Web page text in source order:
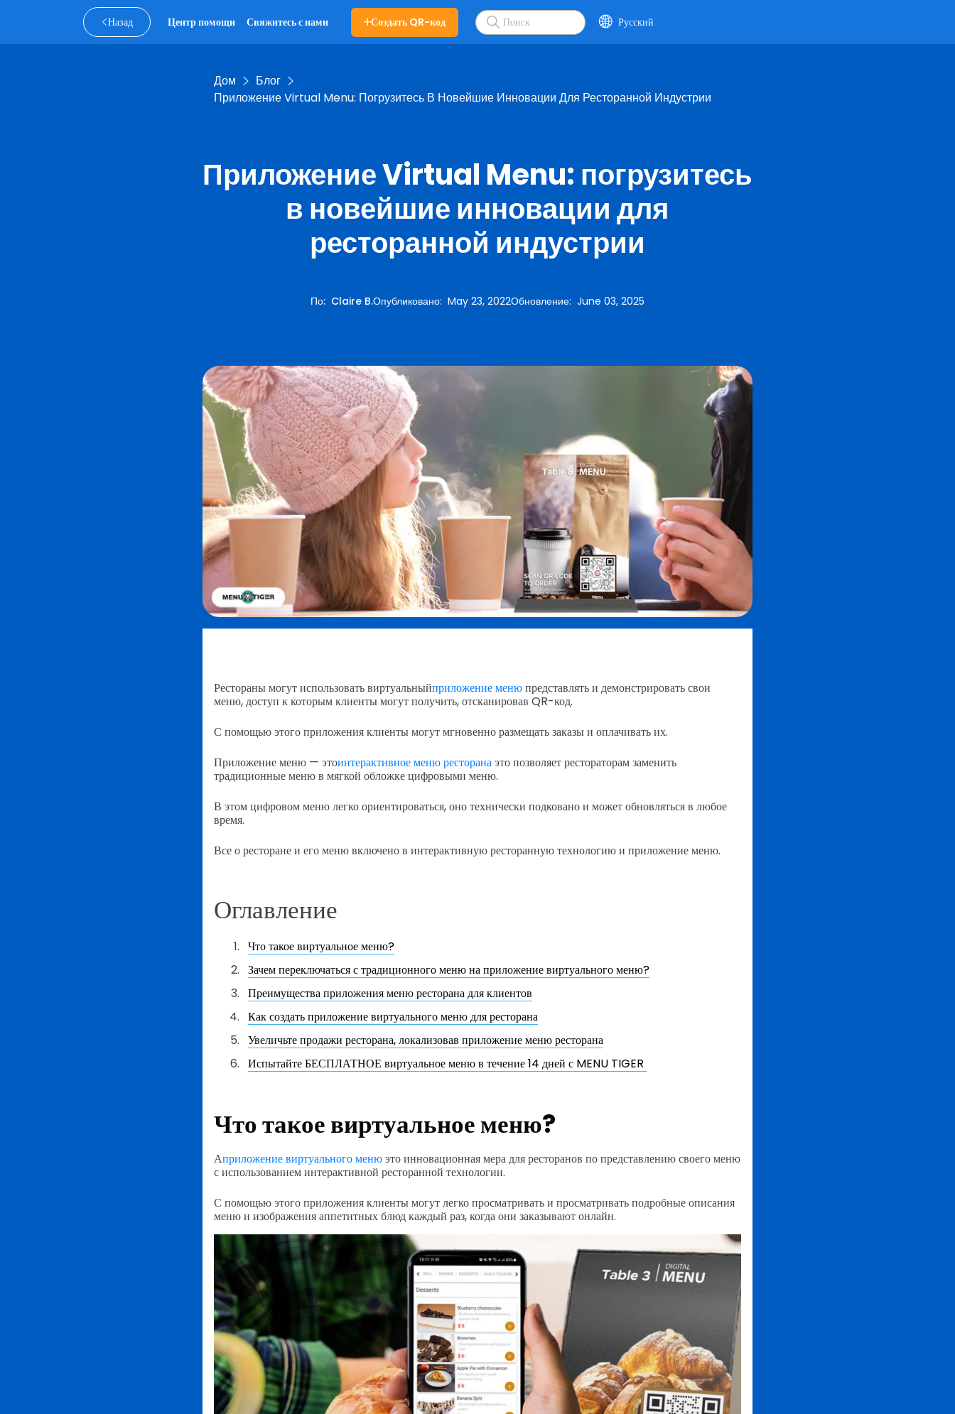
Назад Центр помощи Свяжитесь с нами Создать QR-код Русский
Дом
Блог
Приложение Virtual Menu: Погрузитесь В Новейшие Инновации Для Ресторанной Индустрии
Приложение Virtual Menu: погрузитесь
в новейшие инновации для
ресторанной индустрии
По: Claire B.Опубликовано: May 23, 2022Обновление: June 03, 2025
Рестораны могут использовать виртуальныйприложение менюпредставлять и демонстрировать свои
меню, доступ к которым клиенты могут получить, отсканировав QR-код.
С помощью этого приложения клиенты могут мгновенно размещать заказы и оплачивать их.
Приложение меню — этоинтерактивное меню ресторанаэто позволяет рестораторам заменить
традиционные меню в мягкой обложке цифровыми меню.
В этом цифровом меню легко ориентироваться, оно технически подковано и может обновляться в любое
время.
Все о ресторане и его меню включено в интерактивную ресторанную технологию и приложение меню.
Оглавление
Что такое виртуальное меню?
Зачем переключаться с традиционного меню на приложение виртуального меню?
Преимущества приложения меню ресторана для клиентов
Как создать приложение виртуального меню для ресторана
Увеличьте продажи ресторана, локализовав приложение меню ресторана
Испытайте БЕСПЛАТНОЕ виртуальное меню в течение 14 дней с MENU TIGER
Что такое виртуальное меню?
Априложение виртуального менюэто инновационная мера для ресторанов по представлению своего меню
с использованием интерактивной ресторанной технологии.
С помощью этого приложения клиенты могут легко просматривать и просматривать подробные описания
меню и изображения аппетитных блюд каждый раз, когда они заказывают онлайн.